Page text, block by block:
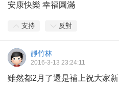
安康快樂 幸福圓滿
支持 反對
靜竹林
2016-3-13 23:24:11
雖然都2月了還是補上祝大家